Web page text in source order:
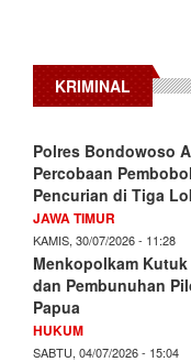
KRIMINAL
Polres Bondowoso
Percobaan
Pencurian di Tiga
JAWA TIMUR
KAMIS, 30/07/2026 - 11:28
Menkopolkam
dan Pembunuhan
Papua
HUKUM
SABTU, 04/07/2026 - 15:04